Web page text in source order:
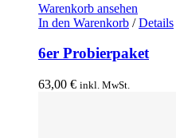
Warenkorb ansehen
In den Warenkorb / Details
6er Probierpaket
63,00 € inkl. MwSt.